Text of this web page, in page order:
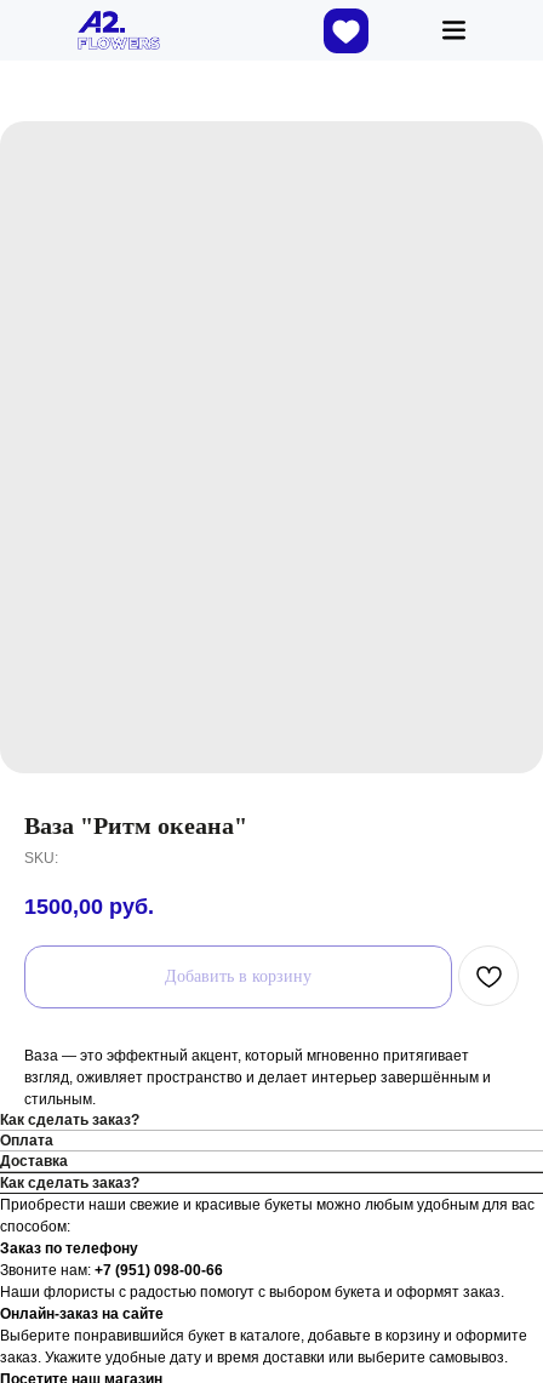
Ваза "Ритм океана"
SKU:
1500,00 руб.
Добавить в корзину
Ваза — это эффектный акцент, который мгновенно притягивает
взгляд, оживляет пространство и делает интерьер завершённым и
стильным.
Как сделать заказ?
Оплата
Доставка
Как сделать заказ?
Приобрести наши свежие и красивые букеты можно любым удобным для вас
способом:
Заказ по телефону
Звоните нам: +7 (951) 098-00-66
Наши флористы с радостью помогут с выбором букета и оформят заказ.
Онлайн-заказ на сайте
Выберите понравившийся букет в каталоге, добавьте в корзину и оформите
заказ. Укажите удобные дату и время доставки или выберите самовывоз.
Посетите наш магазин